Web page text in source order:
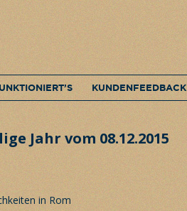
KUNDENFEEDBACK
Jahr vom 08.12.2015
in Rom